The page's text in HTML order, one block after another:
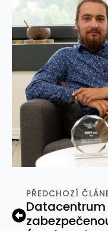
PŘEDCHOZÍ
Datacentrum